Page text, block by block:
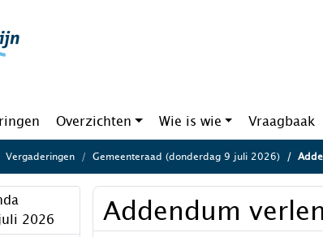
Overzichten Wie is wie Vraagbaak
Vergaderingen Gemeenteraad (donderdag 9 juli 2026)
2026
Addendum